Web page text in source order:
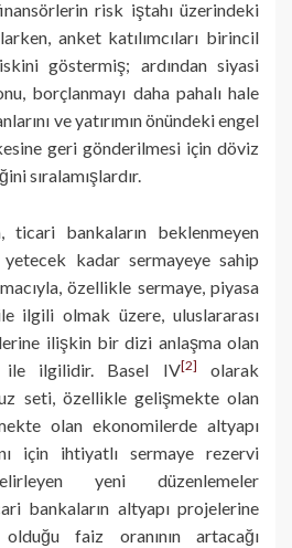
risk iştahı üzerindeki
anket katılımcıları birincil
göstermiş; ardından siyasi
borçlanmayı daha pahalı hale
ve yatırımın önündeki engel
geri gönderilmesi için döviz
sıralamışlardır.
bankaların beklenmeyen
yetecek kadar sermayeye sahip
özellikle sermaye, piyasa
ilgili olmak üzere, uluslararası
ilişkin bir dizi anlaşma olan
ile ilgilidir. Basel IV[2]
olarak
seti, özellikle gelişmekte olan
olan ekonomilerde altyapı
için ihtiyatlı sermaye rezervi
yeni düzenlemeler
bankaların altyapı projelerine
faiz oranının artacağı